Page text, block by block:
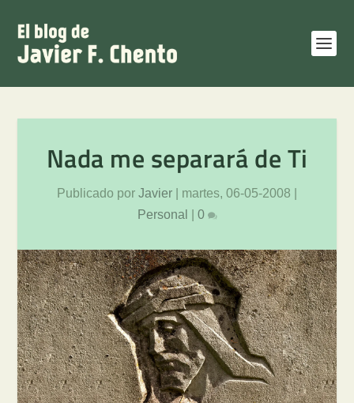
Nada me separará de Ti
Publicado por Javier martes, 06-05-2008
Personal
0